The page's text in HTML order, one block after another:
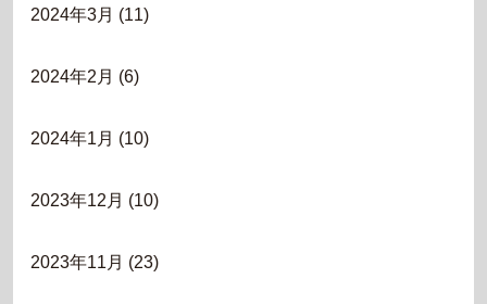
2024年3月 (11)
2024年2月 (6)
2024年1月 (10)
2023年12月 (10)
2023年11月 (23)